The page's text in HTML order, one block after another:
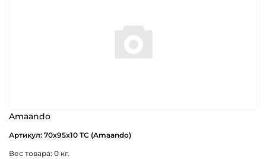
Amaando
Артикул: 70x95x10 TC (Amaando)
Вес товара: 0 кг.